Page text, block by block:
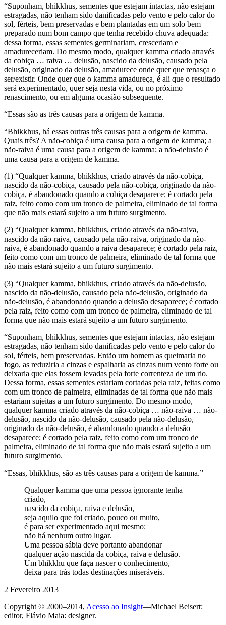
“Suponham, bhikkhus, sementes que estejam intactas, não estejam
estragadas, não tenham sido danificadas pelo vento e pelo calor do
sol, férteis, bem preservadas e bem plantadas em um solo bem
preparado num bom campo que tenha recebido chuva adequada:
dessa forma, essas sementes germinariam, cresceriam e
amadureceriam. Do mesmo modo, qualquer kamma criado através
da cobiça … raiva … delusão, nascido da delusão, causado pela
delusão, originado da delusão, amadurece onde quer que renasça o
ser/existir. Onde quer que o kamma amadureça, é ali que o resultado
será experimentado, quer seja nesta vida, ou no próximo
renascimento, ou em alguma ocasião subsequente.
“Essas são as três causas para a origem de kamma.
“Bhikkhus, há essas outras três causas para a origem de kamma.
Quais três? A não-cobiça é uma causa para a origem de kamma; a
não-raiva é uma causa para a origem de kamma; a não-delusão é
uma causa para a origem de kamma.
(1) “Qualquer kamma, bhikkhus, criado através da não-cobiça,
nascido da não-cobiça, causado pela não-cobiça, originado da não-
cobiça, é abandonado quando a cobiça desaparece; é cortado pela
raiz, feito como com um tronco de palmeira, eliminado de tal forma
que não mais estará sujeito a um futuro surgimento.
(2) “Qualquer kamma, bhikkhus, criado através da não-raiva,
nascido da não-raiva, causado pela não-raiva, originado da não-
raiva, é abandonado quando a raiva desaparece; é cortado pela raiz,
feito como com um tronco de palmeira, eliminado de tal forma que
não mais estará sujeito a um futuro surgimento.
(3) “Qualquer kamma, bhikkhus, criado através da não-delusão,
nascido da não-delusão, causado pela não-delusão, originado da
não-delusão, é abandonado quando a delusão desaparece; é cortado
pela raiz, feito como com um tronco de palmeira, eliminado de tal
forma que não mais estará sujeito a um futuro surgimento.
“Suponham, bhikkhus, sementes que estejam intactas, não estejam
estragadas, não tenham sido danificadas pelo vento e pelo calor do
sol, férteis, bem preservadas. Então um homem as queimaria no
fogo, as reduziria a cinzas e espalharia as cinzas num vento forte ou
deixaria que elas fossem levadas pela forte correnteza de um rio.
Dessa forma, essas sementes estariam cortadas pela raiz, feitas como
com um tronco de palmeira, eliminadas de tal forma que não mais
estariam sujeitas a um futuro surgimento. Do mesmo modo,
qualquer kamma criado através da não-cobiça … não-raiva … não-
delusão, nascido da não-delusão, causado pela não-delusão,
originado da não-delusão, é abandonado quando a delusão
desaparece; é cortado pela raiz, feito como com um tronco de
palmeira, eliminado de tal forma que não mais estará sujeito a um
futuro surgimento.
“Essas, bhikkhus, são as três causas para a origem de kamma.”
Qualquer kamma que uma pessoa ignorante tenha
criado,
nascido da cobiça, raiva e delusão,
seja aquilo que foi criado, pouco ou muito,
é para ser experimentado aqui mesmo:
não há nenhum outro lugar.
Uma pessoa sábia deve portanto abandonar
qualquer ação nascida da cobiça, raiva e delusão.
Um bhikkhu que faça nascer o conhecimento,
deixa para trás todas destinações miseráveis.
2 Fevereiro 2013
Copyright © 2000–2014, Acesso ao Insight—Michael Beisert:
editor, Flávio Maia: designer.